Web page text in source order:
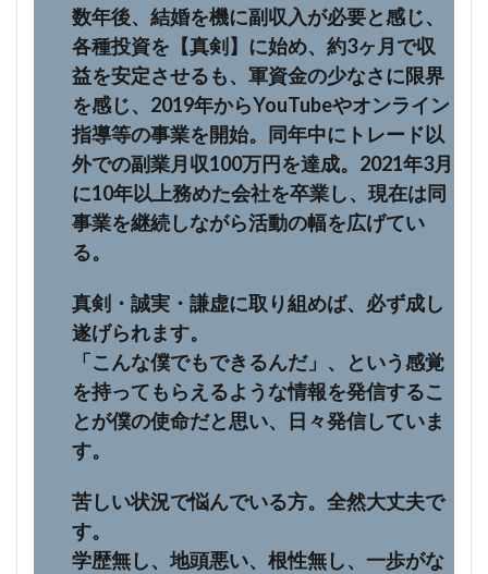
数年後、結婚を機に副収入が必要と感じ、
各種投資を【真剣】に始め、約3ヶ月で収
益を安定させるも、軍資金の少なさに限界
を感じ、2019年からYouTubeやオンライン
指導等の事業を開始。同年中にトレード以
外での副業月収100万円を達成。2021年3月
に10年以上務めた会社を卒業し、現在は同
事業を継続しながら活動の幅を広げてい
る。
真剣・誠実・謙虚に取り組めば、必ず成し
遂げられます。
「こんな僕でもできるんだ」、という感覚
を持ってもらえるような情報を発信するこ
とが僕の使命だと思い、日々発信していま
す。
苦しい状況で悩んでいる方。全然大丈夫で
す。
学歴無し、地頭悪い、根性無し、一歩がな